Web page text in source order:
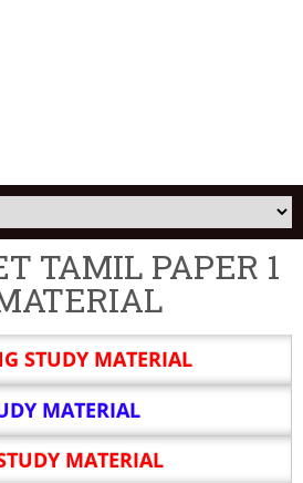
TAMIL PAPER 1
STUDY MATERIAL
MATERIAL
MATERIAL